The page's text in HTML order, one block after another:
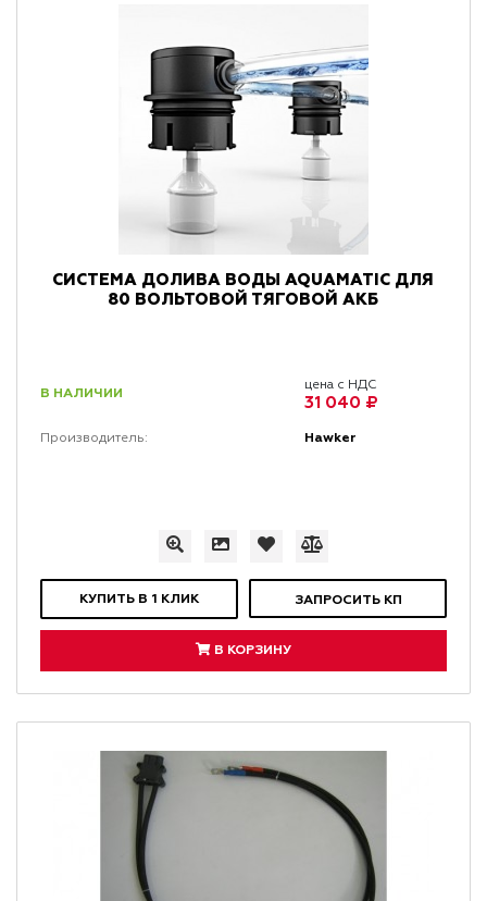
СИСТЕМА ДОЛИВА ВОДЫ AQUAMATIC ДЛЯ
80 ВОЛЬТОВОЙ ТЯГОВОЙ АКБ
В НАЛИЧИИ
цена с НДС
31 040 ₽
Производитель: Hawker
КУПИТЬ В 1 КЛИК ЗАПРОСИТЬ КП
В КОРЗИНУ